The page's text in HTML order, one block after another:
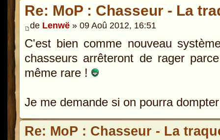
Re: MoP : Chasseur - La
de Lenwë » 09 Aoû 2012, 16:51
C'est bien comme nouveau
chasseurs arrêteront de rager
même rare !
Je me demande si on pourra
Re: MoP : Chasseur - La